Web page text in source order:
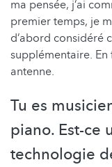
ma pensée, j’ai
premier temps, je
d’abord considéré
supplémentaire. En
antenne.
Tu es
piano. Est-ce
technologie